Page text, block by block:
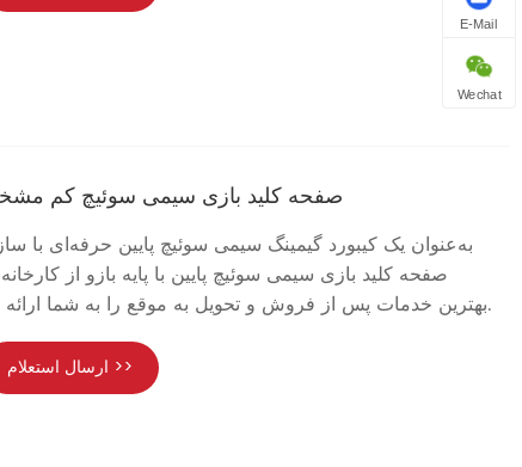
صفحه کلید بازی سیمی سوئیچ کم
به‌عنوان یک کیبورد گیمینگ سیمی سوئیچ پایین حرفه‌ای با
صفحه کلید بازی سیمی سوئیچ پایین با پایه بازو از
Chuangquan بهترین خدمات پس از فروش و تحویل به موقع را به شما ارائه خواهد داد.
ارسال استعلام >>
E-Mail
Wechat